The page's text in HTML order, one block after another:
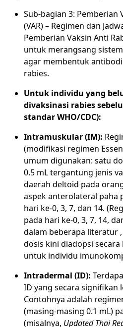
Sub-bagian 3: Pemberian
(VAR) – Regimen dan
Pemberian Vaksin Anti
untuk merangsang
agar membentuk
rabies.
Untuk individu yang
divaksinasi rabies
standar WHO/CDC):
Intramuskular (IM):
(modifikasi regimen
umum digunakan: satu
0.5 mL tergantung jenis
daerah deltoid pada
aspek anterolateral paha
hari ke-0, 3, 7, dan 14.
pada hari ke-0, 3, 7, 14,
dalam beberapa literatur
dosis kini diadopsi secara
untuk individu
Intradermal (ID):
ID yang secara signifikan
Contohnya adalah
(masing-masing 0.1 mL)
(misalnya, Updated Thai